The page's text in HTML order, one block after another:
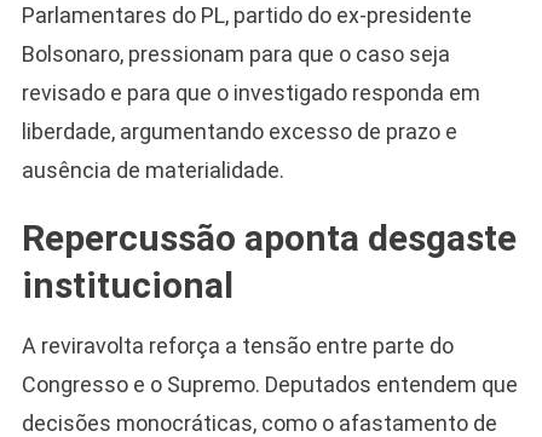
Parlamentares do PL, partido do ex-presidente
Bolsonaro, pressionam para que o caso seja
revisado e para que o investigado responda em
liberdade, argumentando excesso de prazo e
ausência de materialidade.
Repercussão aponta desgaste
institucional
A reviravolta reforça a tensão entre parte do
Congresso e o Supremo. Deputados entendem que
decisões monocráticas, como o afastamento de